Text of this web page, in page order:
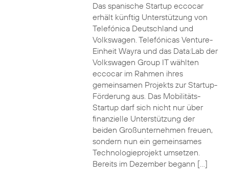
Das spanische Startup eccocar
erhält künftig Unterstützung von
Telefónica Deutschland und
Volkswagen. Telefónicas Venture-
Einheit Wayra und das Data:Lab der
Volkswagen Group IT wählten
eccocar im Rahmen ihres
gemeinsamen Projekts zur Startup-
Förderung aus. Das Mobilitäts-
Startup darf sich nicht nur über
finanzielle Unterstützung der
beiden Großunternehmen freuen,
sondern nun ein gemeinsames
Technologieprojekt umsetzen.
Bereits im Dezember begann […]